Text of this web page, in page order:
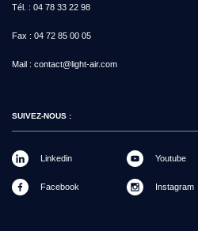
Tél. : 04 78 33 22 98
Fax : 04 72 85 00 05
Mail : contact@light-air.com
SUIVEZ-NOUS :
Linkedin
Facebook
Youtube
Instagram